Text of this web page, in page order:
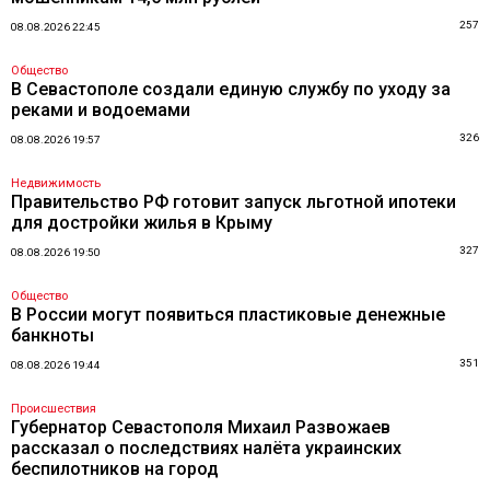
08.08.2026 22:45 257
Общество
В Севастополе создали единую службу по уходу за
реками и водоемами
08.08.2026 19:57 326
Недвижимость
Правительство РФ готовит запуск льготной ипотеки
для достройки жилья в Крыму
08.08.2026 19:50 327
Общество
В России могут появиться пластиковые денежные
банкноты
08.08.2026 19:44 351
Происшествия
Губернатор Севастополя Михаил Развожаев
рассказал о последствиях налёта украинских
беспилотников на город